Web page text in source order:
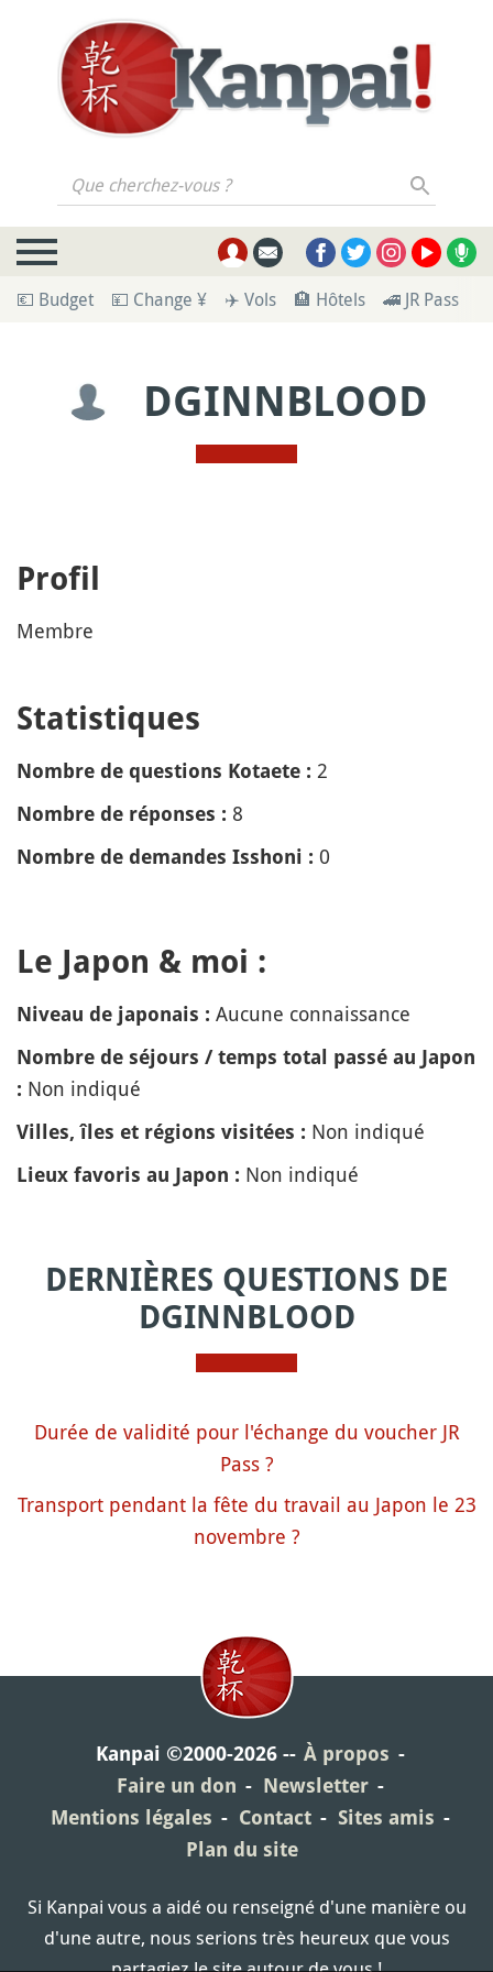
Que cherchez-vous ?
💶 Budget 💴 Change ¥ ✈️ Vols 🏨 Hôtels 🚄 JR Pass
DGINNBLOOD
Profil
Membre
Statistiques
Nombre de questions Kotaete : 2
Nombre de réponses : 8
Nombre de demandes Isshoni : 0
Le Japon & moi :
Niveau de japonais : Aucune connaissance
Nombre de séjours / temps total passé au Japon
: Non indiqué
Villes, îles et régions visitées : Non indiqué
Lieux favoris au Japon : Non indiqué
DERNIÈRES QUESTIONS DE
DGINNBLOOD
Durée de validité pour l'échange du voucher JR
Pass ?
Transport pendant la fête du travail au Japon le 23
novembre ?
Kanpai ©2000-2026
À propos
Faire un don
Newsletter
Mentions légales
Contact
Sites amis
Plan du site
Si Kanpai vous a aidé ou renseigné d'une manière ou
d'une autre, nous serions très heureux que vous